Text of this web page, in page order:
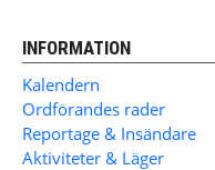
INFORMATION
Kalendern
Ordförandes rader
Reportage & Insändare
Aktiviteter & Läger